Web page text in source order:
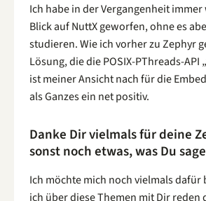
Ich habe in der Vergangenheit
Blick auf NuttX geworfen, ohne es
studieren. Wie ich vorher zu Zephyr
Lösung, die die POSIX-PThreads-
ist meiner Ansicht nach für die
als Ganzes ein net positiv.
Danke Dir vielmals für deine
sonst noch etwas, was Du
Ich möchte mich noch vielmals dafür
ich über diese Themen mit Dir reden